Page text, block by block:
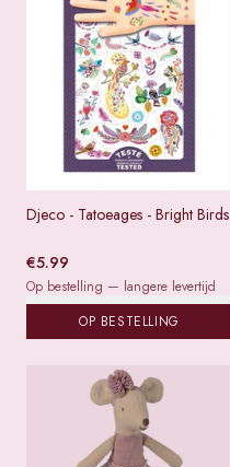
Djeco - Tatoeages - Bright Birds
€5.99
Op bestelling — langere levertijd
OP BESTELLING